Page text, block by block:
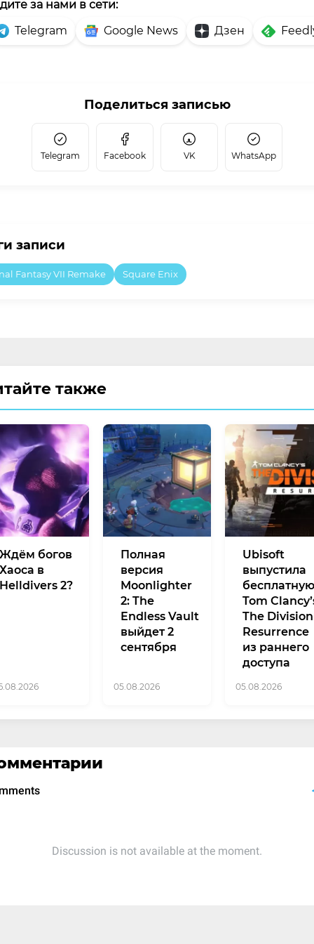
за нами в сети:
Telegram
Google News Дзен
Поделиться записью
Telegram Facebook VK WhatsApp
записи
Fantasy VII Remake Square Enix
также
Ждём богов
Хаоса в
Helldivers 2?
Полная
версия
Moonlighter
2: The
Endless Vault
выйдет 2
сентября
05.08.2026
Ubisoft
выпустила
бесплатную
Tom
The Division
Resurrence
из раннего
доступа
05.08.2026